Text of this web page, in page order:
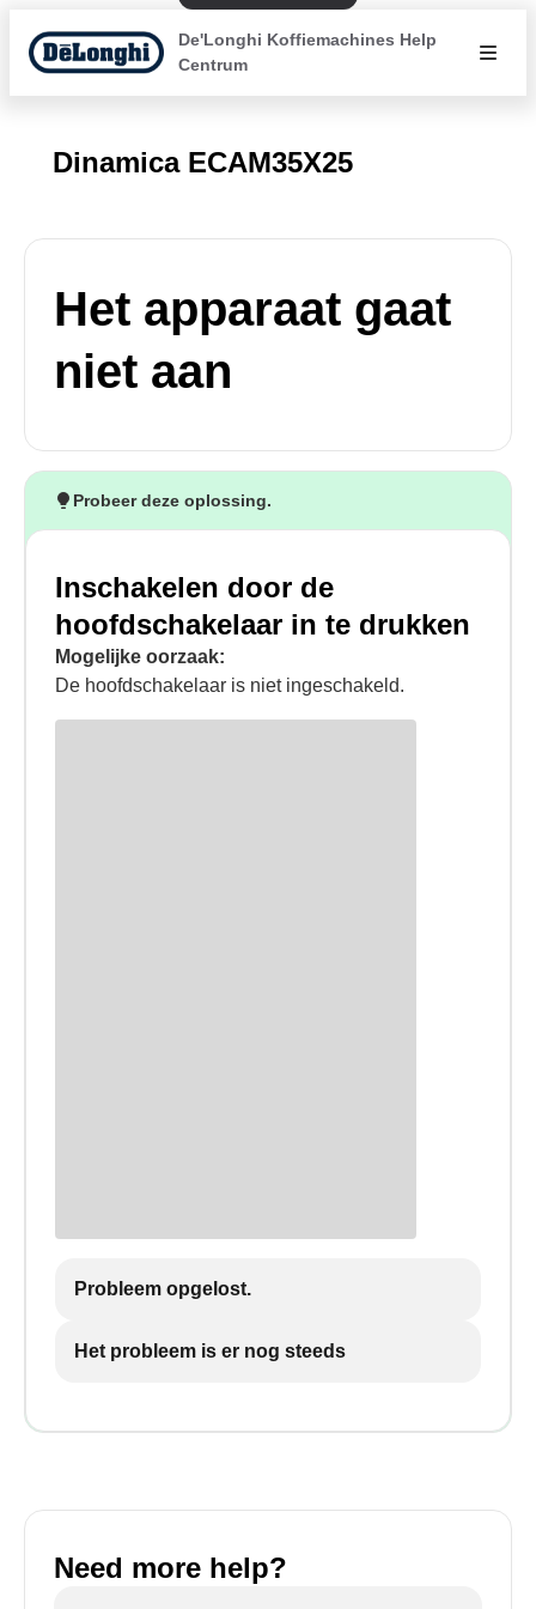
De'Longhi Koffiemachines Help
Centrum
Dinamica ECAM35X25
Het apparaat gaat
niet aan
Probeer deze oplossing.
Inschakelen door de
hoofdschakelaar in te drukken
Mogelijke oorzaak:
De hoofdschakelaar is niet ingeschakeld.
Probleem opgelost.
Het probleem is er nog steeds
Need more help?